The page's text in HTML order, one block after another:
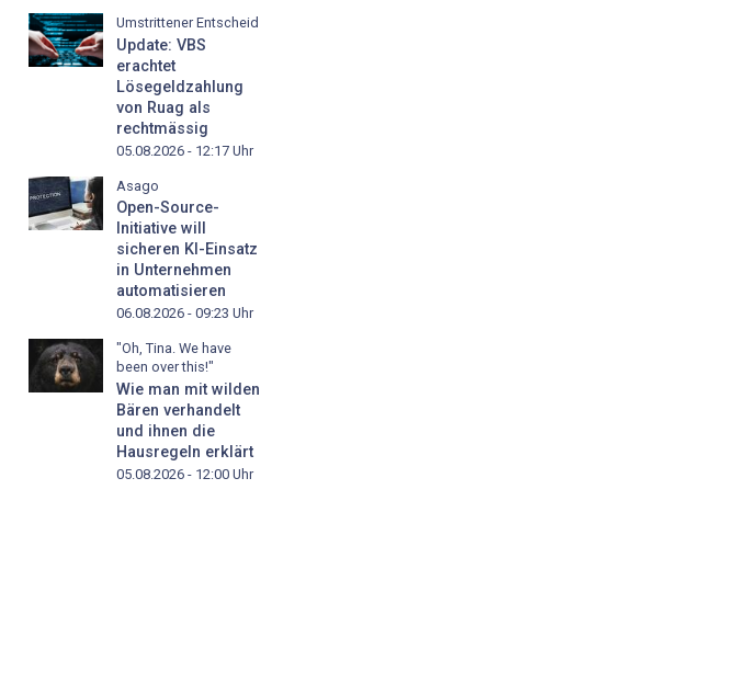
Umstrittener Entscheid
Update: VBS
erachtet
Lösegeldzahlung
von Ruag als
rechtmässig
05.08.2026 - 12:17 Uhr
Asago
Open-Source-
Initiative will
sicheren KI-Einsatz
in Unternehmen
automatisieren
06.08.2026 - 09:23 Uhr
"Oh, Tina. We have
been over this!"
Wie man mit wilden
Bären verhandelt
und ihnen die
Hausregeln erklärt
05.08.2026 - 12:00 Uhr